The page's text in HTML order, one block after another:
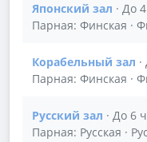
Японский зал · До
Парная: Финская ·
Показать
Корабельный зал
Парная: Финская ·
Показать
Русский зал · До 6
Парная: Русская ·
Показать